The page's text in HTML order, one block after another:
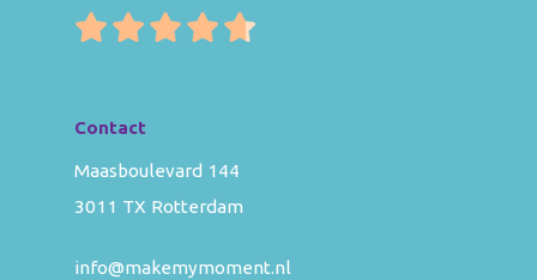
Contact
Maasboulevard 144
3011 TX Rotterdam
info@makemymoment.nl